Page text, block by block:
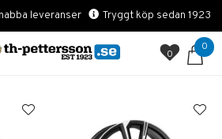
leveranser Tryggt köp sedan 1923
0
0